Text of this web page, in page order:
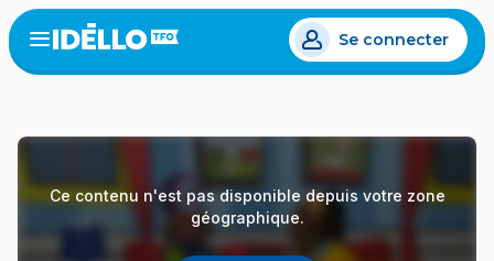
Aller
au
contenu
Open
menu
Se connecter
Ce contenu n'est pas disponible depuis votre zone
géographique.